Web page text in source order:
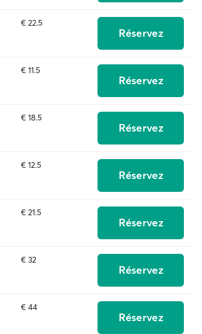
€ 22.5
Réservez
€ 11.5
Réservez
€ 18.5
Réservez
€ 12.5
Réservez
€ 21.5
Réservez
€ 32
Réservez
€ 44
Réservez